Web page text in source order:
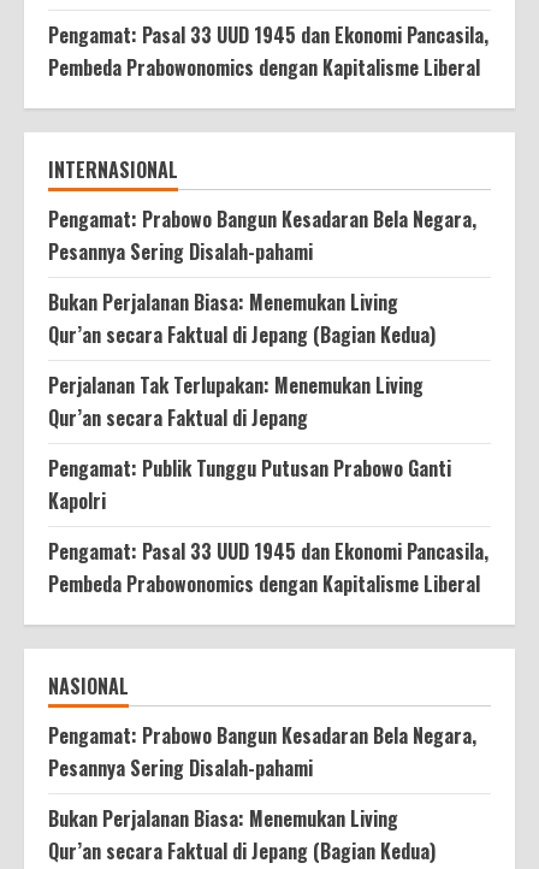
Pengamat: Pasal 33 UUD 1945 dan Ekonomi Pancasila,
Pembeda Prabowonomics dengan Kapitalisme Liberal
INTERNASIONAL
Pengamat: Prabowo Bangun Kesadaran Bela Negara,
Pesannya Sering Disalah-pahami
Bukan Perjalanan Biasa: Menemukan Living
Qur’an secara Faktual di Jepang (Bagian Kedua)
Perjalanan Tak Terlupakan: Menemukan Living
Qur’an secara Faktual di Jepang
Pengamat: Publik Tunggu Putusan Prabowo Ganti
Kapolri
Pengamat: Pasal 33 UUD 1945 dan Ekonomi Pancasila,
Pembeda Prabowonomics dengan Kapitalisme Liberal
NASIONAL
Pengamat: Prabowo Bangun Kesadaran Bela Negara,
Pesannya Sering Disalah-pahami
Bukan Perjalanan Biasa: Menemukan Living
Qur’an secara Faktual di Jepang (Bagian Kedua)